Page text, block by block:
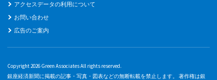
アクセスデータの利用について
お問い合わせ
広告のご案内
Copyright 2026 Green Associates All rights reserved.
銀座経済新聞に掲載の記事・写真・図表などの無断転載を禁止します。 著作権は銀